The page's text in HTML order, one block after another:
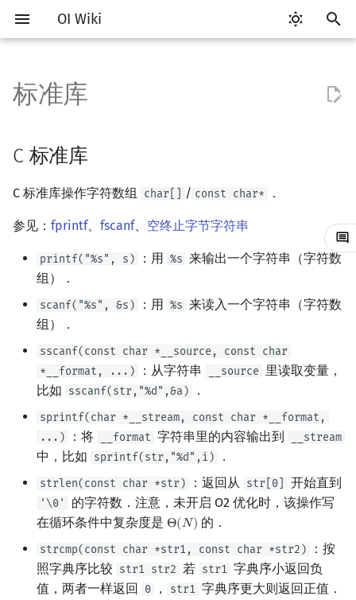
OI Wiki
入
以
搜
索
Getting Started
关于本项目
如何参与
OI Wiki 不是什么
格式手册
数学符号表
镜像站列表
致谢
比赛相关简介
赛事
题型
学习路线
学习资源
技巧
常见错误
常见技巧
工具软件简介
代码编辑工具
VS Code
Atom
Eclipse
Notepad++
Dev-C++
CLion
Geany
Xcode
Sublime Text
评测工具 Cena
CCR Plus
Lemon
命令行
命令行编译与调试
编译器
WSL (Windows 10)
Special Judge
Testlib
Generator
Validator
Interactor
Checker
Polygon
OJ 工具
语言基础简介
C++ 基础
变量
运算
流程控制语句
高级数据类型
文件操作
C++ 标准库 STL 算法
bitset
string
pair
C++ 进阶
值类别
重载运算符
引用
常量
Lambda 表达式
pb_ds
编译优化
C++ 与其他常用语言的区别
Pascal 转 C++ 急救
Java 速成
Java 进阶
算法基础简介
复杂度
枚举
模拟
递归 & 分治
贪心
冒泡排序
插入排序
计数排序
基数排序
归并排序
堆排序
桶排序
希尔排序
Tim 排序
前缀和 & 差分
二分
倍增
搜索部分简介
DFS（搜索）
BFS（搜索）
双向搜索
启发式搜索
A*
迭代加深搜索
回溯法
Dancing Links
Alpha–Beta 剪枝
动态规划部分简介
动态规划基础
记忆化搜索
背包 DP
区间 DP
DAG 上的 DP
状压 DP
数位 DP
插头 DP
计数 DP
概率 DP
斜率优化
四边形不等式优化
Slope Trick 优化
WQS 二分
C 标准库
C++ 标准库
后缀数组简介
最优原地后缀排序算法
数学部分简介
布尔代数
数字系统 平衡三进制
格雷码
位操作
二进制集合操作
高精度计算
置换和排列
弧度制与坐标系
复数
素数
最大公约数
欧拉函数
筛法
裴蜀定理 & 一次不定方程
费马小定理 & 欧拉定理
模逆元
线性同余方程
升幂引理
快速傅里叶变换
快速数论变换
快速沃尔什变换
Chirp Z 变换
多项式多点求值|快速插值
多项式初等函数
常系数齐次线性递推
多项式平移|连续点值平移
Lagrange 反演
组合数学
容斥原理
斐波那契数列
错位排列
卡特兰数
贝尔数
伯努利数
Entringer Number
Eulerian Number
范德蒙德卷积
内积和外积
矩阵
初等变换
行列式
线性基
线性映射
特征多项式
对角化
环论
域论
Schreier–Sims 算法
随机变量
随机变量的数字特征
概率不等式
零和游戏
非公平组合游戏
高斯消元
牛顿迭代法
数据结构部分简介
栈
队列
链表
哈希表
并查集
配对堆
左偏树
块状数据结构
块状链表
树分块
Sqrt Tree
单调栈
单调队列
线段树
李超线段树
猫树
区间最值操作 & 区间历史
Splay 树
WBLT
替罪羊树
笛卡尔树
AVL 树
红黑树
左偏红黑树
AA 树
可持久化块状数组
可持久化平衡树
可持久化字典树
可持久化可并堆
线段树套平衡树
树状数组套权值线段树
分块套树状数组
Euler Tour Tree
Top Tree
图论部分简介
图论相关概念
图的存储
DFS（图论）
BFS（图论）
树上问题
树的中心
树的重心
最近公共祖先
树链剖分
虚树
树分治
动态树分治
AHU 算法
树上随机游走
拓扑排序
最短路问题
k 短路
同余最短路
生成树问题
最小直径生成树
斯坦纳树
连通性相关
割点和桥
圆方树
点/边连通度
最小割
费用流
上下界网络流
Stoer–Wagner 算法
二分图最大权匹配
一般图最大匹配
一般图最大权匹配
稳定匹配
计算几何部分简介
二维计算几何基础
三维计算几何基础
距离
Pick 定理
三角剖分
扫描线
旋转卡壳
半平面交
平面最近点对
反演变换
杂项简介
离散化
双指针
离线算法
整体二分
莫队算法
分数规划
随机化
爬山算法
模拟退火
有限状态自动机
计算理论基础
字节顺序
约瑟夫问题
在一台机器上规划任务
RMQ
并查集应用
括号序列
线段树与离线询问
标准库
C 标准库
C 标准库操作字符数组 char[] / const char* ．
参见： fprintf、 fscanf、 空终止字节字符串
printf("%s", s) ：用 %s 来输出一个字符串（字符数
组）．
scanf("%s", &s) ：用 %s 来读入一个字符串（字符数
组）．
sscanf(const char *__source, const char
*__format, ...)
：从字符串 __source 里读取变量，
比如 sscanf(str,"%d",&a) ．
sprintf(char *__stream, const char *__format,
...)
：将 __format 字符串里的内容输出到 __stream
中，比如 sprintf(str,"%d",i) ．
strlen(const char *str) ：返回从 str[0] 开始直到
'\0'
的字符数．注意，未开启 O2 优化时，该操作写
在循环条件中复杂度是 Θ(𝑁)
Θ(N) 的．
strcmp(const char *str1, const char *str2)
：按
照字典序比较 str1 str2 若 str1 字典序小返回负
值，两者一样返回
0 ， str1 字典序更大则返回正值．